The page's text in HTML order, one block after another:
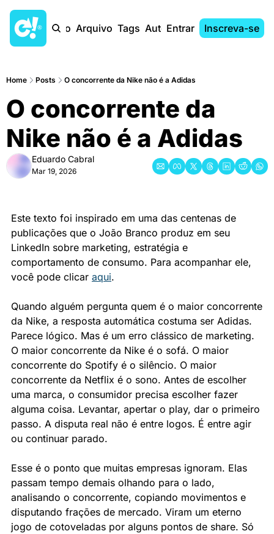
Início Arquivo Tags AutoresEntrar Inscreva-se
Home Posts O concorrente da Nike não é a Adidas
O concorrente da
Nike não é a Adidas
Eduardo Cabral
Mar 19, 2026
Este texto foi inspirado em uma das centenas de
publicações que o João Branco produz em seu
LinkedIn sobre marketing, estratégia e
comportamento de consumo. Para acompanhar ele,
você pode clicar aqui.
Quando alguém pergunta quem é o maior concorrente
da Nike, a resposta automática costuma ser Adidas.
Parece lógico. Mas é um erro clássico de marketing.
O maior concorrente da Nike é o sofá. O maior
concorrente do Spotify é o silêncio. O maior
concorrente da Netflix é o sono. Antes de escolher
uma marca, o consumidor precisa escolher fazer
alguma coisa. Levantar, apertar o play, dar o primeiro
passo. A disputa real não é entre logos. É entre agir
ou continuar parado.
Esse é o ponto que muitas empresas ignoram. Elas
passam tempo demais olhando para o lado,
analisando o concorrente, copiando movimentos e
disputando frações de mercado. Viram um eterno
jogo de cotoveladas por alguns pontos de share. Só